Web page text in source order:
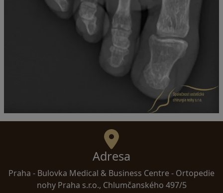
Adresa
Praha - Bulovka Medical & Business Centre - Ortopedie
nohy Praha s.r.o., Chlumčanského 497/5